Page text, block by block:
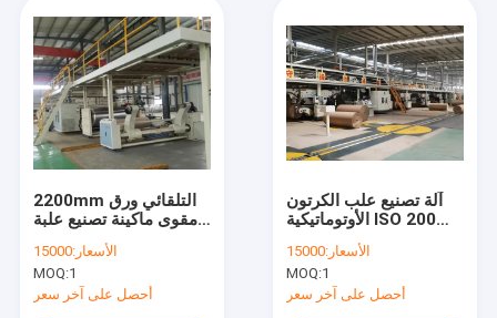
2200mm التلقائي ورق
مقوى ماكينة تصنيع علبة
الأسعار:15000
MOQ:1
أحصل على آخر سعر
آلة تصنيع علب الكرتون
الأوتوماتيكية ISO 200m /
Min سرعة التصميم
الأسعار:15000
MOQ:1
أحصل على آخر سعر